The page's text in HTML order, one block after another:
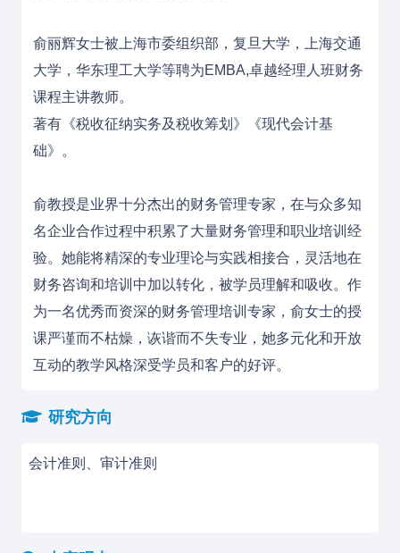
俞丽辉女士被上海市委组织部，复旦大学，上海交通
大学，华东理工大学等聘为EMBA,卓越经理人班财务
课程主讲教师。
著有《税收征纳实务及税收筹划》《现代会计基
础》。
俞教授是业界十分杰出的财务管理专家，在与众多知
名企业合作过程中积累了大量财务管理和职业培训经
验。她能将精深的专业理论与实践相接合，灵活地在
财务咨询和培训中加以转化，被学员理解和吸收。作
为一名优秀而资深的财务管理培训专家，俞女士的授
课严谨而不枯燥，诙谐而不失专业，她多元化和开放
互动的教学风格深受学员和客户的好评。
研究方向
会计准则、审计准则